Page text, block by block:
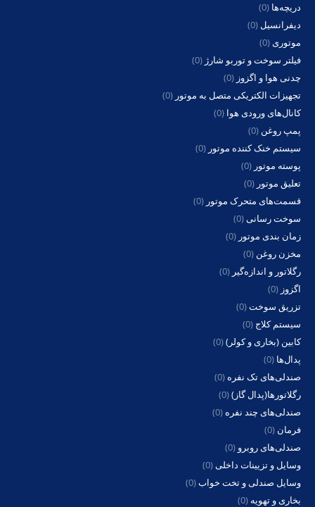
دریچه‌ها (0)
دیفرانسیل (0)
موتوری(0)
فیلتر سوخت و توربو شارژ (0)
چدنی هوا و اگزوز (0)
تجهیزات الکتریکی متصل به موتور (0)
کانال‌های ورودی هوا (0)
پمپ روغن (0)
سیستم خنک کننده موتور (0)
پوسته موتور (0)
تعلیق موتور (0)
قسمت‌های متحرک موتور (0)
سوخت رسانی(0)
زمان بندی موتور (0)
مخزن روغن (0)
رگلاتور و اندازه‌گیر (0)
اگزوز (0)
تزریق سوخت(0)
سیستم کلاج (0)
کابین (بخاری و کولر)(0)
پدال‌ها (0)
صندلی‌های تک نفره (0)
رگلاتورها(پدال گاز)(0)
صندلی‌های چند نفره (0)
فرمان (0)
صندلی‌های روبرو (0)
وسایل و تزیینات داخلی(0)
وسایل صندلی و تخت خواب(0)
بخاری و تهویه (0)